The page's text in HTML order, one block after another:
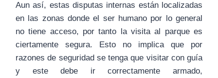
Aun así, estas disputas internas están localizadas
en las zonas donde el ser humano por lo general
no tiene acceso, por tanto la visita al parque es
ciertamente segura. Esto no implica que por
razones de seguridad se tenga que visitar con guía
y este debe ir correctamente armado,